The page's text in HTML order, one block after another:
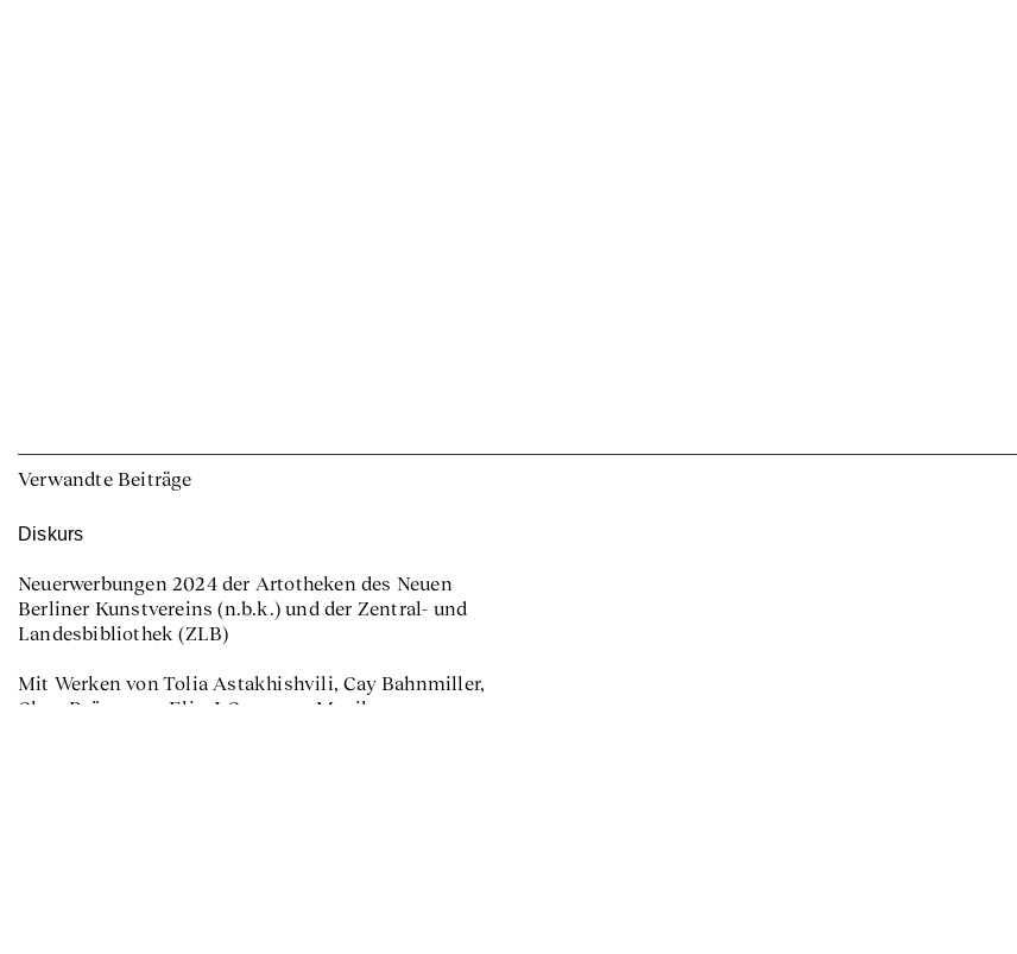
Verwandte Beiträge
Diskurs
Neuerwerbungen 2024 der Artotheken des Neuen
Berliner Kunstvereins (n.b.k.) und der Zentral- und
Landesbibliothek (ZLB)
Mit Werken von Tolia Astakhishvili, Cay Bahnmiller,
Clara Brörmann, Elio J Carranza, Monika